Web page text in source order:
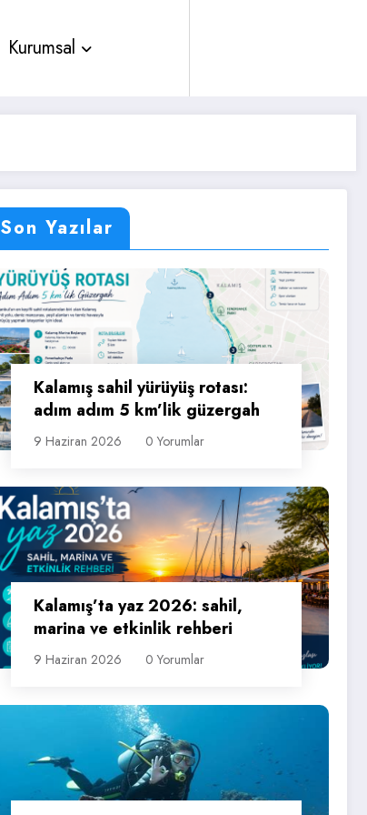
Kurumsal
Son Yazılar
Kalamış sahil yürüyüş rotası:
adım adım 5 km’lik güzergah
9 Haziran 2026 0 Yorumlar
Kalamış’ta yaz 2026: sahil,
marina ve etkinlik rehberi
9 Haziran 2026 0 Yorumlar